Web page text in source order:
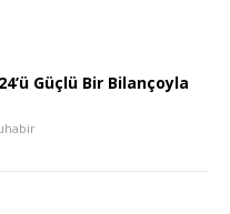
Güçlü Bir Bilançoyla